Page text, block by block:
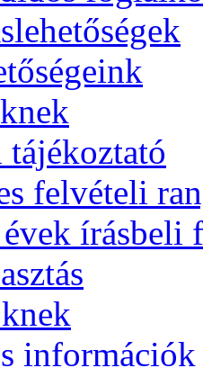
felvételi
írásbeli
információk